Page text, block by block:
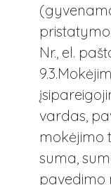
Nr., el.
vardas,
mokėjimo
suma,
pavedimo